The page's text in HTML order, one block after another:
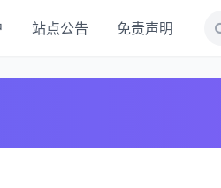
站点公告 免责声明